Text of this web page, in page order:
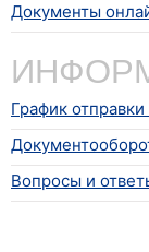
Документы
График
Вопросы и